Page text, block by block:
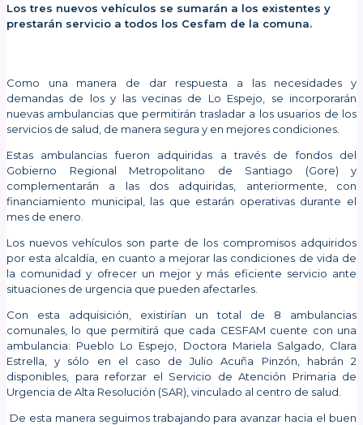
Los tres nuevos vehículos se sumarán a los existentes y
prestarán servicio a todos los Cesfam de la comuna.
Como una manera de dar respuesta a las necesidades y
demandas de los y las vecinas de Lo Espejo, se incorporarán
nuevas ambulancias que permitirán trasladar a los usuarios de los
servicios de salud, de manera segura y en mejores condiciones.
Estas ambulancias fueron adquiridas a través de fondos del
Gobierno Regional Metropolitano de Santiago (Gore) y
complementarán a las dos adquiridas, anteriormente, con
financiamiento municipal, las que estarán operativas durante el
mes de enero.
Los nuevos vehículos son parte de los compromisos adquiridos
por esta alcaldía, en cuanto a mejorar las condiciones de vida de
la comunidad y ofrecer un mejor y más eficiente servicio ante
situaciones de urgencia que pueden afectarles.
Con esta adquisición, existirían un total de 8 ambulancias
comunales, lo que permitirá que cada CESFAM cuente con una
ambulancia: Pueblo Lo Espejo, Doctora Mariela Salgado, Clara
Estrella, y sólo en el caso de Julio Acuña Pinzón, habrán 2
disponibles, para reforzar el Servicio de Atención Primaria de
Urgencia de Alta Resolución (SAR), vinculado al centro de salud.
De esta manera seguimos trabajando para avanzar hacia el buen